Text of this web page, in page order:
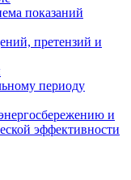
показаний
претензий и
периоду
и
эффективности